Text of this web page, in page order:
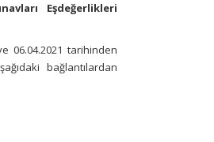
Eşdeğerlikleri
06.04.2021 tarihinden
bağlantılardan